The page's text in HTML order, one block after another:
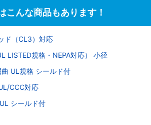
こんな商品もあります！
ド（CL3）対応
LISTED規格・NEPA対応） 小径
UL規格 シールド付
CCC対応
シールド付